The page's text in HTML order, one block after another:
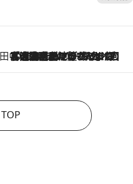
田中稲の勝手に再ブーム
2026.8.7
「湘南乃風に憧れて」観客大盛上がりの“タオル回し”に、ラッパー顔負けの高速歌唱まで…さだまさし（74）のアグレッシブすぎる現在地